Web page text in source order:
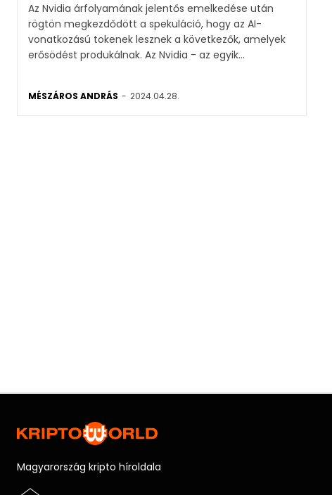
Az Nvidia árfolyamának jelentős emelkedése után
rögtön megkezdődött a spekuláció, hogy az AI-
vonatkozású tokenek lesznek a következők, amelyek
erősödést produkálnak. Az Nvidia - az egyik...
MÉSZÁROS ANDRÁS - 2024.04.28.
Magyarország kripto híroldala